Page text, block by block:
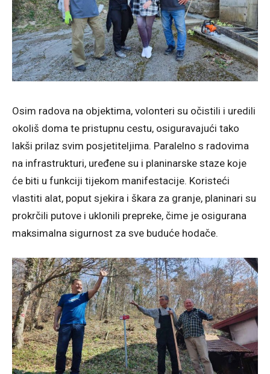
Osim radova na objektima, volonteri su očistili i uredili
okoliš doma te pristupnu cestu, osiguravajući tako
lakši prilaz svim posjetiteljima. Paralelno s radovima
na infrastrukturi, uređene su i planinarske staze koje
će biti u funkciji tijekom manifestacije. Koristeći
vlastiti alat, poput sjekira i škara za granje, planinari su
prokrčili putove i uklonili prepreke, čime je osigurana
maksimalna sigurnost za sve buduće hodače.